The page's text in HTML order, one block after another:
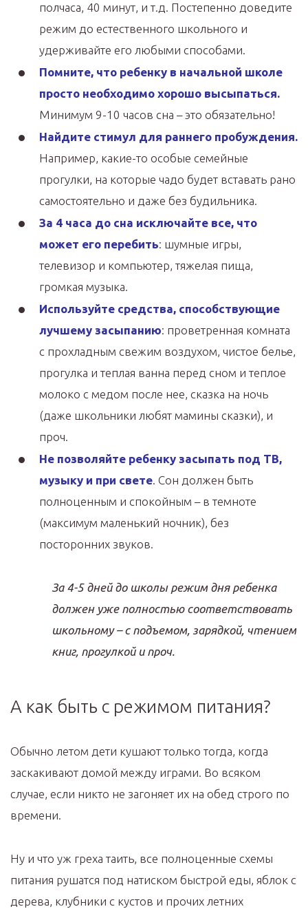
полчаса, 40 минут, и т.д. Постепенно доведите
режим до естественного школьного и
удерживайте его любыми способами.
Помните, что ребенку в начальной школе
просто необходимо хорошо высыпаться.
Минимум 9-10 часов сна – это обязательно!
Найдите стимул для раннего пробуждения.
Например, какие-то особые семейные
прогулки, на которые чадо будет вставать рано
самостоятельно и даже без будильника.
За 4 часа до сна исключайте все, что
может его перебить: шумные игры,
телевизор и компьютер, тяжелая пища,
громкая музыка.
Используйте средства, способствующие
лучшему засыпанию: проветренная комната
с прохладным свежим воздухом, чистое белье,
прогулка и теплая ванна перед сном и теплое
молоко с медом после нее, сказка на ночь
(даже школьники любят мамины сказки), и
проч.
Не позволяйте ребенку засыпать под ТВ,
музыку и при свете. Сон должен быть
полноценным и спокойным – в темноте
(максимум маленький ночник), без
посторонних звуков.
За 4-5 дней до школы режим дня ребенка
должен уже полностью соответствовать
школьному – с подъемом, зарядкой, чтением
книг, прогулкой и проч.
А как быть с режимом питания?
Обычно летом дети кушают только тогда, когда
заскакивают домой между играми. Во всяком
случае, если никто не загоняет их на обед строго по
времени.
Ну и что уж греха таить, все полноценные схемы
питания рушатся под натиском быстрой еды, яблок с
дерева, клубники с кустов и прочих летних